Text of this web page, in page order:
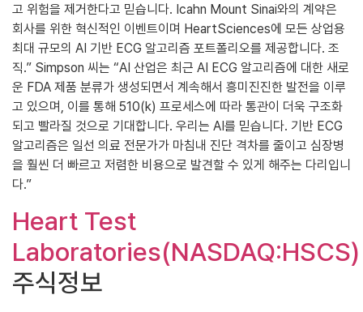
고 위험을 제거한다고 믿습니다. Icahn Mount Sinai와의 계약은
회사를 위한 혁신적인 이벤트이며 HeartSciences에 모든 상업용
최대 규모의 AI 기반 ECG 알고리즘 포트폴리오를 제공합니다. 조
직.” Simpson 씨는 “AI 산업은 최근 AI ECG 알고리즘에 대한 새로
운 FDA 제품 분류가 생성되면서 계속해서 흥미진진한 발전을 이루
고 있으며, 이를 통해 510(k) 프로세스에 따라 통관이 더욱 구조화
되고 빨라질 것으로 기대합니다. 우리는 AI를 믿습니다. 기반 ECG
알고리즘은 일선 의료 전문가가 마침내 진단 격차를 줄이고 심장병
을 훨씬 더 빠르고 저렴한 비용으로 발견할 수 있게 해주는 다리입니
다.”
Heart Test
Laboratories(NASDAQ:HSCS)
주식정보